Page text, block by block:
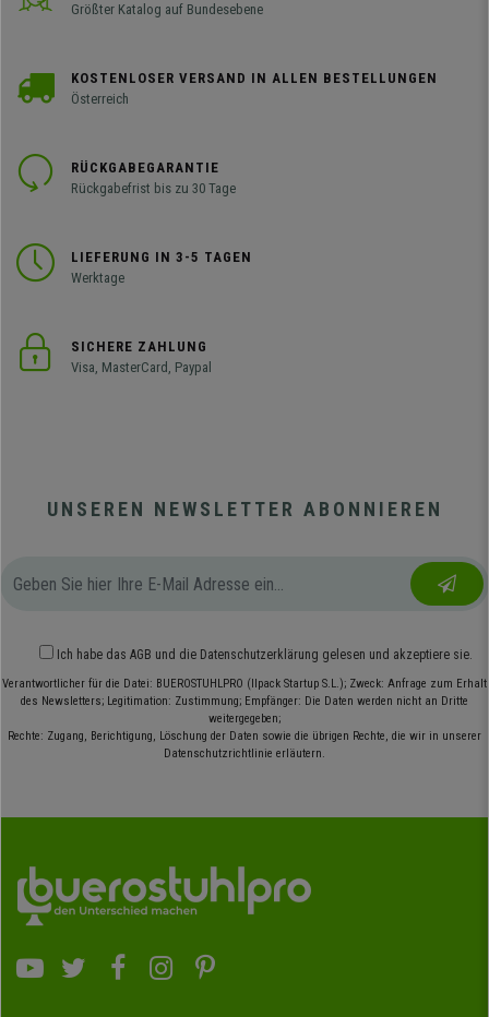
Größter Katalog auf Bundesebene
KOSTENLOSER VERSAND IN ALLEN BESTELLUNGEN
Österreich
RÜCKGABEGARANTIE
Rückgabefrist bis zu 30 Tage
LIEFERUNG IN 3-5 TAGEN
Werktage
SICHERE ZAHLUNG
Visa, MasterCard, Paypal
UNSEREN NEWSLETTER ABONNIEREN
Ich habe das AGB und die Datenschutzerklärung gelesen und akzeptiere sie.
Verantwortlicher für die Datei: BUEROSTUHLPRO (Ilpack Startup S.L.); Zweck: Anfrage zum Erhalt
des Newsletters; Legitimation: Zustimmung; Empfänger: Die Daten werden nicht an Dritte
weitergegeben;
Rechte: Zugang, Berichtigung, Löschung der Daten sowie die übrigen Rechte, die wir in unserer
Datenschutzrichtlinie erläutern.